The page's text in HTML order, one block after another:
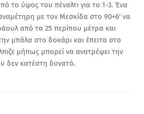
το ύψος του πέναλτι για το 1-3. Ένα
με τον Μεσκίδα στο 90+6' να
από τα 25 περίπου μέτρα και
μπάλα στο δοκάρι και έπειτα στο
μήπως μπορεί να ανατρέψει την
δεν κατέστη δυνατό.